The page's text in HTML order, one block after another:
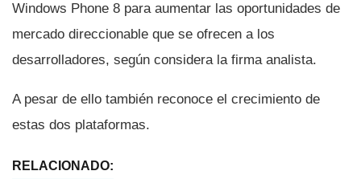
Windows Phone 8 para aumentar las oportunidades de
mercado direccionable que se ofrecen a los
desarrolladores, según considera la firma analista.
A pesar de ello también reconoce el crecimiento de
estas dos plataformas.
RELACIONADO: